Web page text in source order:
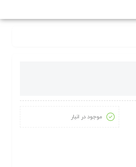
موجود در انبار